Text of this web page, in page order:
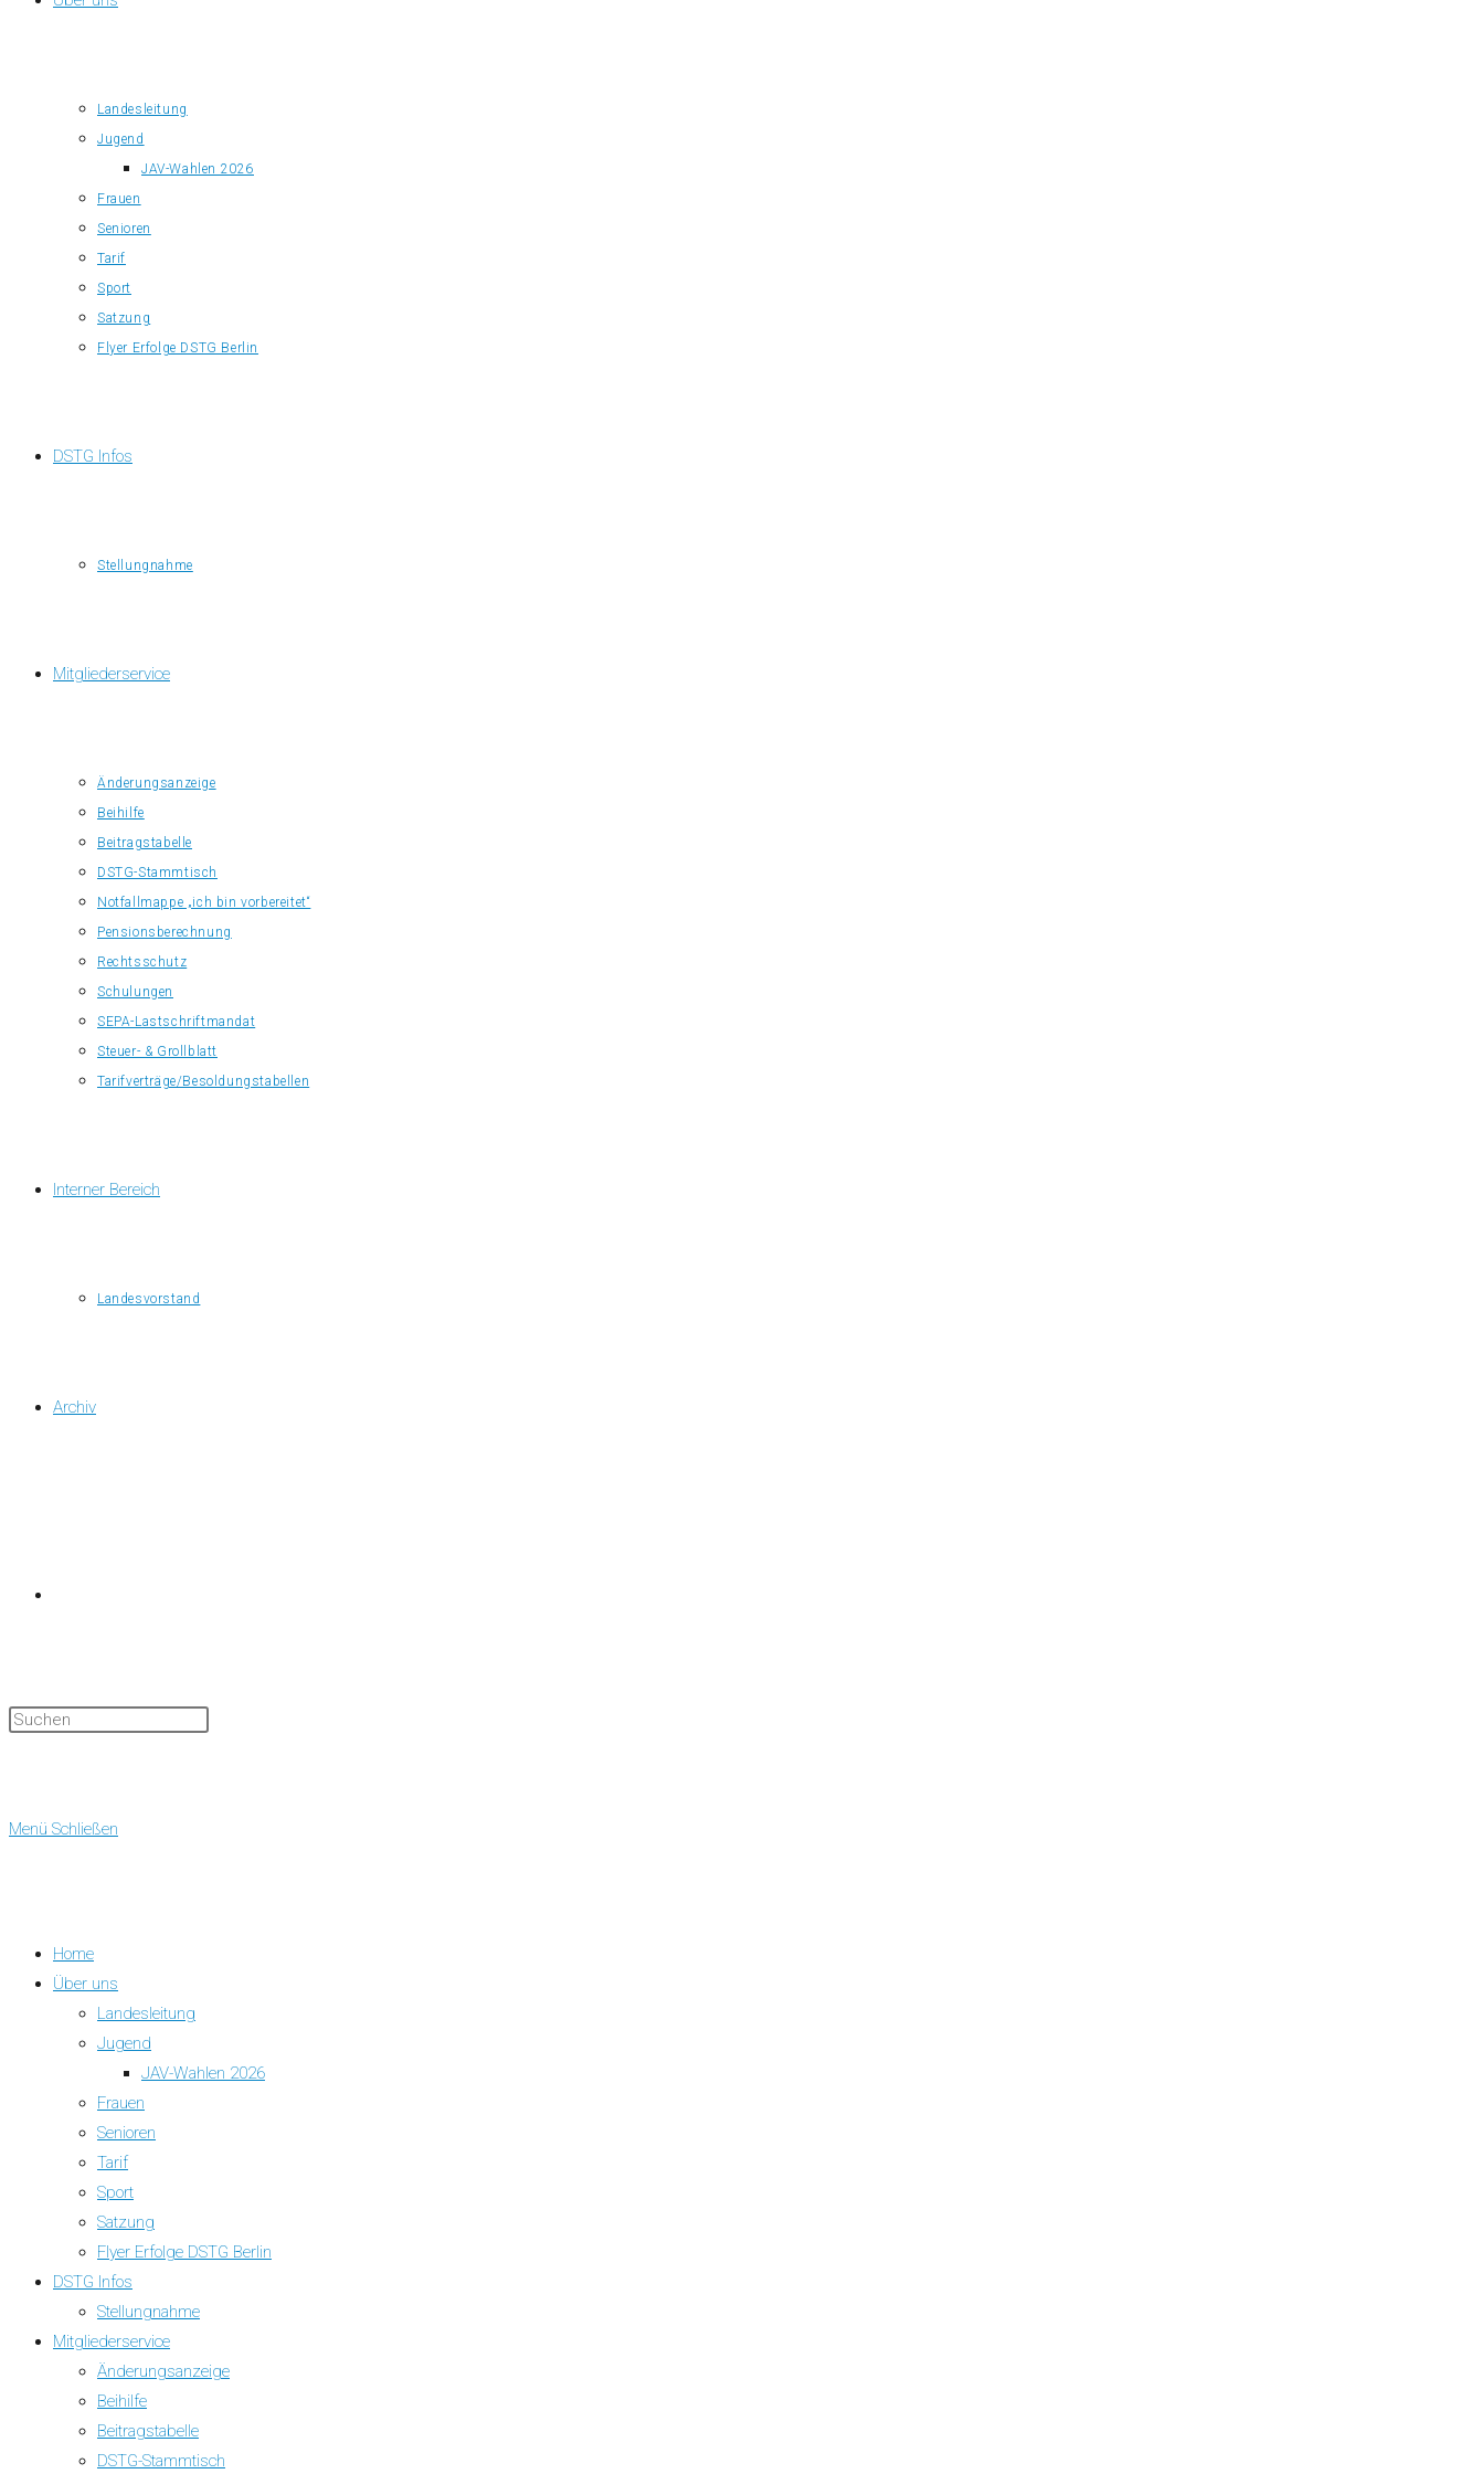
Landesleitung
Jugend
JAV-Wahlen 2026
Frauen
Senioren
Tarif
Sport
Satzung
Flyer Erfolge DSTG Berlin
DSTG Infos
Stellungnahme
Mitgliederservice
Änderungsanzeige
Beihilfe
Beitragstabelle
DSTG-Stammtisch
Notfallmappe „ich bin vorbereitet“
Pensionsberechnung
Rechtsschutz
Schulungen
SEPA-Lastschriftmandat
Steuer- & Grollblatt
Tarifverträge/Besoldungstabellen
Interner Bereich
Landesvorstand
Archiv
Menü Schließen
Home
Über uns
Landesleitung
Jugend
JAV-Wahlen 2026
Frauen
Senioren
Tarif
Sport
Satzung
Flyer Erfolge DSTG Berlin
DSTG Infos
Stellungnahme
Mitgliederservice
Änderungsanzeige
Beihilfe
Beitragstabelle
DSTG-Stammtisch